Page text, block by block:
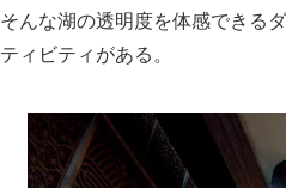
そんな湖の透明度を体感できる
ティビティがある。